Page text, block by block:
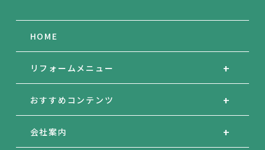
HOME
リフォームメニュー
おすすめコンテンツ
会社案内